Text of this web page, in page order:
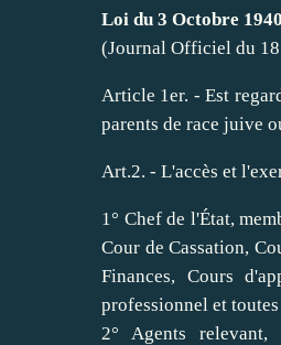
Loi du 3 Octobre
(Journal Officiel du
Article 1er. - Est
parents de race juive
Art.2. - L'accès et
1° Chef de l'État,
Cour de Cassation,
Finances, Cours
professionnel et
2° Agents relevant,